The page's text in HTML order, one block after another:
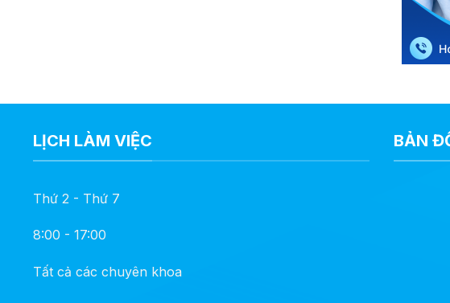
LỊCH LÀM VIỆC
Thứ 2 - Thứ 7
8:00 - 17:00
Tất cả các chuyên khoa
BẢN